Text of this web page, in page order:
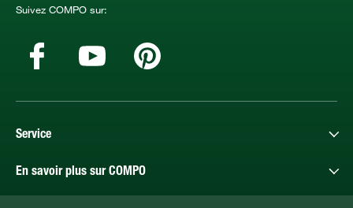
Suivez COMPO sur:
Service
En savoir plus sur COMPO